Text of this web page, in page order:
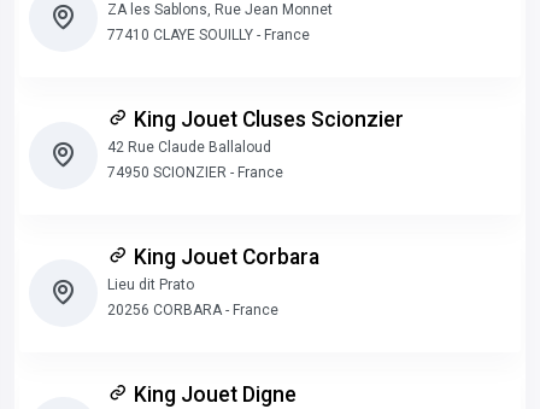
ZA les Sablons, Rue Jean Monnet
77410 CLAYE SOUILLY - France
King Jouet Cluses Scionzier
42 Rue Claude Ballaloud
74950 SCIONZIER - France
King Jouet Corbara
Lieu dit Prato
20256 CORBARA - France
King Jouet Digne